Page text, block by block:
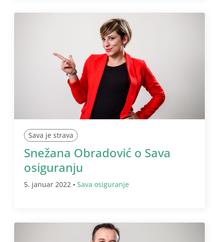
Sava je strava
Snežana Obradović o Sava
osiguranju
5. januar 2022 • Sava osiguranje